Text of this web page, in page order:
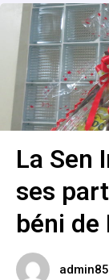
La Sen
ses
béni de